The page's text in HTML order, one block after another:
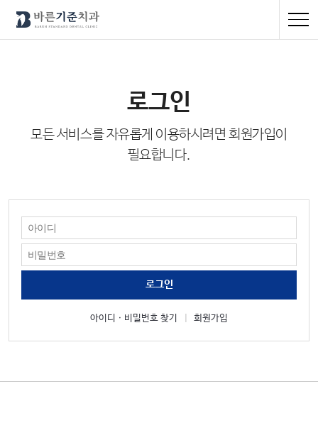
로그인
모든 서비스를 자유롭게 이용하시려면 회원가입이
필요합니다.
로그인
아이디ㆍ비밀번호 찾기 회원가입